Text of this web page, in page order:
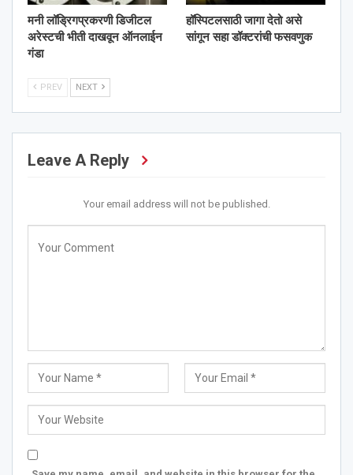
मनी लॉड्रिगप्रकरणी डिजीटल
अरेस्टची भीती दाखवून ऑनलाईन
गंडा
हॉस्पिटलसाठी जागा देतो असे
सांगून सहा डॉक्टरांची फसवणुक
PREV NEXT
Leave A Reply
Your email address will not be published.